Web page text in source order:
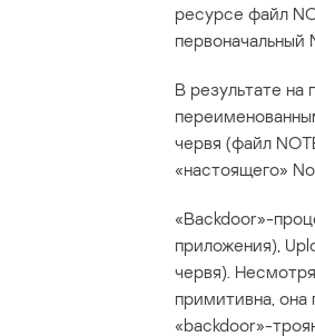
ресурсе файл
первоначальный
В результате на
червя (файл
«настоящего»
«Backdoor»-
приложения),
червя).
примитивна, она
«backdoor»-